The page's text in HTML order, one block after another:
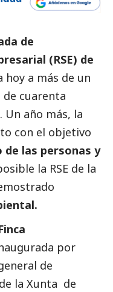
de
(RSE) de
hoy a más de un
cuarenta
. Un año más, la
con el objetivo
las personas y
la RSE de la
por
de
la Xunta de